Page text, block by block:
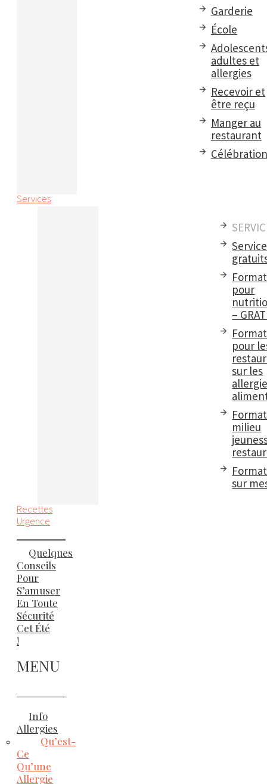
Garderie
École
adultes et
allergies
Recevoir et
être reçu
Manger au
restaurant
Services
pour
–
pour
sur les
milieu
sur
Recettes
Urgence
Quelques
Conseils
Pour
S’amuser
En Toute
Sécurité
Cet Été
!
MENU
Info
Allergies
Qu’est-
Ce
Qu’une
Allergie